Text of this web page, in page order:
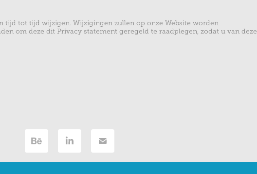
tijd tot tijd wijzigen. Wijzigingen zullen op onze Website worden
om deze dit Privacy statement geregeld te raadplegen, zodat u van deze